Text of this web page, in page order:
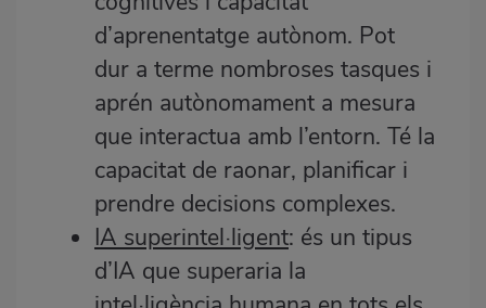
d’aprenentatge autònom. Pot
dur a terme nombroses tasques i
aprén autònomament a mesura
que interactua amb l’entorn. Té la
capacitat de raonar, planificar i
prendre decisions complexes.
IA superintel·ligent: és un tipus
d’IA que superaria la